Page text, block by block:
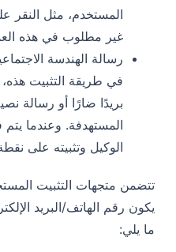
المستخدم، مثل النقر
غير مطلوب في هذه
بريدًا ضارًا أو رسالة
المستهدفة. وعندما يتم
الوكيل وتثبيته على
تتضمن متجهات التثبيت
يكون رقم الهاتف/البريد
ما يلي: